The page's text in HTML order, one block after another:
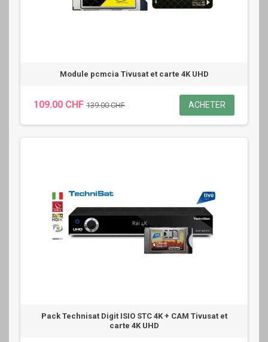
Module pcmcia Tivusat et carte 4K UHD
109.00 CHF 139.00 CHF ACHETER
Pack Technisat Digit ISIO STC 4K + CAM Tivusat et
carte 4K UHD